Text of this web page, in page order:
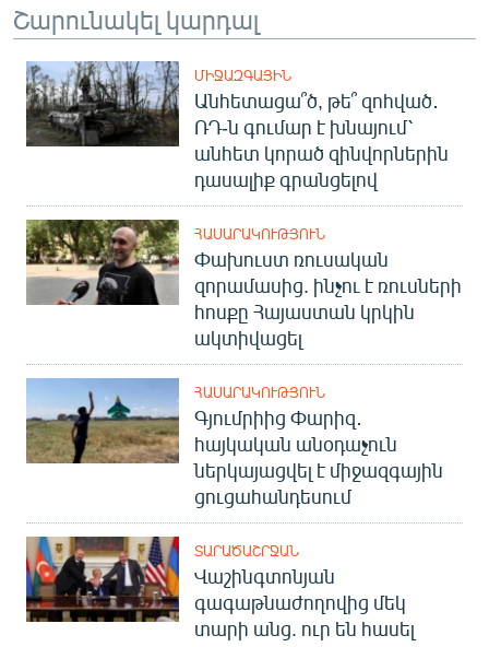
Շարունակել կարդալ
ՄԻՋԱԶԳԱՅԻՆ
Անհետացա՞ծ, թե՞ զոհված․
ՌԴ-ն գումար է խնայում՝
անհետ կորած զինվորներին
դասալիք գրանցելով
ՀԱՍԱՐԱԿՈՒԹՅՈՒՆ
Փախուստ ռուսական
զորամասից. ինչու է ռուսների
հոսքը Հայաստան կրկին
ակտիվացել
ՀԱՍԱՐԱԿՈՒԹՅՈՒՆ
Գյումրիից Փարիզ․
հայկական անօդաչուն
ներկայացվել է միջազգային
ցուցահանդեսում
ՏԱՐԱԾԱՇՐՋԱՆ
Վաշինգտոնյան
գագաթնաժողովից մեկ
տարի անց. ուր են հասել